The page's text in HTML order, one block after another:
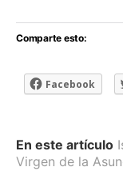
Comparte esto:
Facebook
En este artículo
Virgen de la